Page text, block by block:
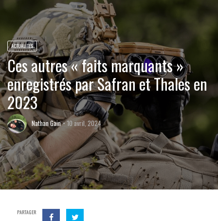
ACTUALITÉS
Ces autres « faits marquants »
enregistrés par Safran et Thales en
2023
Nathan Gain 10 avril, 2024
PARTAGER